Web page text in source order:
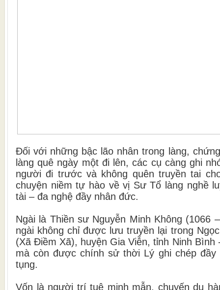
Đối với những bậc lão nhân trong làng,
làng quê ngày một đi lên, các cụ càng ghi
người đi trước và không quên truyền tai
chuyện niềm tự hào về vị Sư Tổ làng nghề
tài – đa nghệ đầy nhân đức.
Ngài là Thiền sư Nguyễn Minh Không (1066
ngài không chỉ được lưu truyền lại trong
(Xã Điềm Xã), huyện Gia Viễn, tỉnh Ninh Bình
mà còn được chính sử thời Lý ghi chép
tụng.
Vốn là người trí tuệ minh mẫn, chuyến du